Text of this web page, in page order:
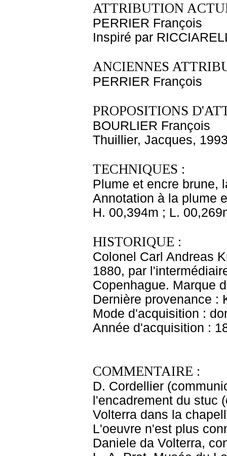
ATTRIBUTION
PERRIER François
Inspiré par
ANCIENNES
PERRIER François
PROPOSITIONS
BOURLIER François
Thuillier, Jacques,
TECHNIQUES :
Plume et encre brune,
Annotation à la plume
H. 00,394m ; L.
HISTORIQUE :
Colonel Carl Andreas
1880, par
Copenhague. Marque
Dernière provenance :
Mode d'acquisition :
Année d'acquisition :
COMMENTAIRE :
D. Cordellier
l'encadrement du stuc
Volterra dans la
L'oeuvre n'est plus
Daniele da Volterra,